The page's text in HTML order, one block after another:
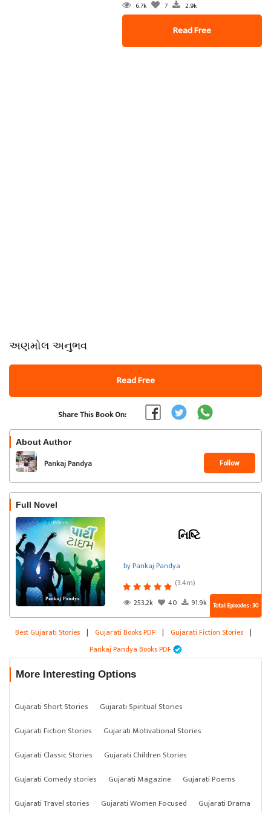
6.7k 7 2.9k
Read Free
અણમોલ અનુભવ
Read Free
Share This Book On:
About Author
Pankaj Pandya Follow
Full Novel
નિષ્ટિ
by Pankaj Pandya
(3.4m)
253.2k
40 91.9k Total Episodes : 30
Best Gujarati Stories | Gujarati Books PDF | Gujarati Fiction Stories |
Pankaj Pandya Books PDF
More Interesting Options
Gujarati Short Stories
Gujarati Spiritual Stories
Gujarati Fiction Stories
Gujarati Motivational Stories
Gujarati Classic Stories
Gujarati Children Stories
Gujarati Comedy stories
Gujarati Magazine
Gujarati Poems
Gujarati Travel stories
Gujarati Women Focused Gujarati Drama